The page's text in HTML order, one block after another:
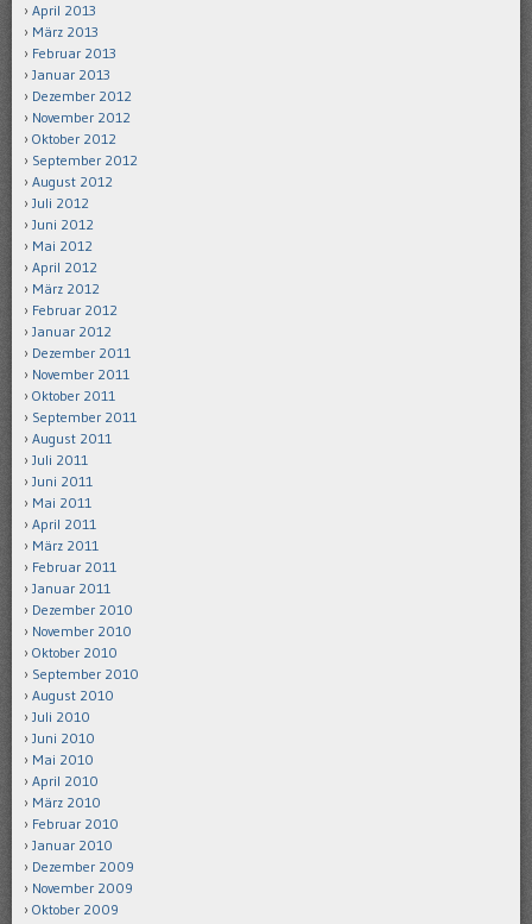
April 2013
März 2013
Februar 2013
Januar 2013
Dezember 2012
November 2012
Oktober 2012
September 2012
August 2012
Juli 2012
Juni 2012
Mai 2012
April 2012
März 2012
Februar 2012
Januar 2012
Dezember 2011
November 2011
Oktober 2011
September 2011
August 2011
Juli 2011
Juni 2011
Mai 2011
April 2011
März 2011
Februar 2011
Januar 2011
Dezember 2010
November 2010
Oktober 2010
September 2010
August 2010
Juli 2010
Juni 2010
Mai 2010
April 2010
März 2010
Februar 2010
Januar 2010
Dezember 2009
November 2009
Oktober 2009